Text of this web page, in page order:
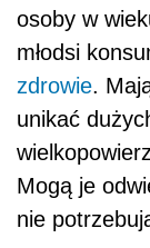
osoby w
młodsi
zdrowie.
unikać
Mogą je
nie